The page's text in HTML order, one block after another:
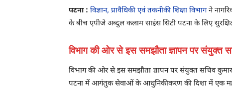
पटना : विज्ञान, प्रावैधिकी एवं तकनीकी शिक्षा विभागने
के बीच एपीजे अब्दुल कलाम साइंस सिटी पटना के लिए
विभाग की ओर से इस समझौता ज्ञापन पर संयुक्त
विभाग की ओर से इस समझौता ज्ञापन पर संयुक्त सचिव
पटना में आगंतुक सेवाओं के आधुनिकीकरण की दिशा में एक